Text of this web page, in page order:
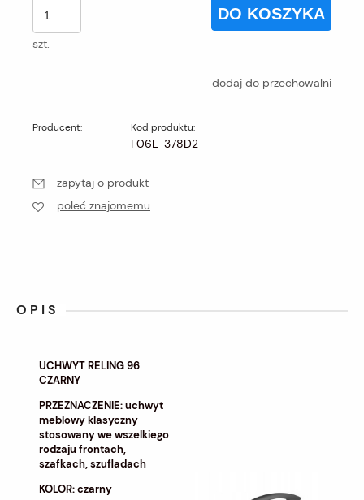
szt.
DO KOSZYKA
dodaj do przechowalni
Producent:
-
Kod produktu:
F06E-378D2
zapytaj o produkt
poleć znajomemu
OPIS
UCHWYT RELING 96
CZARNY
PRZEZNACZENIE: uchwyt
meblowy klasyczny
stosowany we wszelkiego
rodzaju frontach,
szafkach, szufladach
KOLOR: czarny